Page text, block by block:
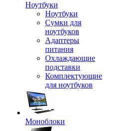
Ноутбуки
Ноутбуки
Сумки для
ноутбуков
Адаптеры
питания
Охлаждающие
подставки
Комплектующие
для ноутбуков
Моноблоки